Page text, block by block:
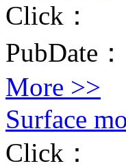
Click：
PubDate：
More >>
Surface
Click：